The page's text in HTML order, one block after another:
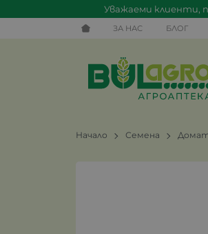
Уважаеми клиенти,
ЗА НАС БЛОГ
Начало Семена